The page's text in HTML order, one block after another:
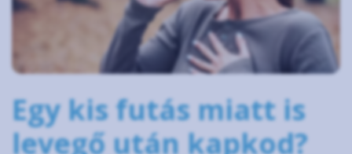
Egy kis futás miatt is
levegő után kapkod?